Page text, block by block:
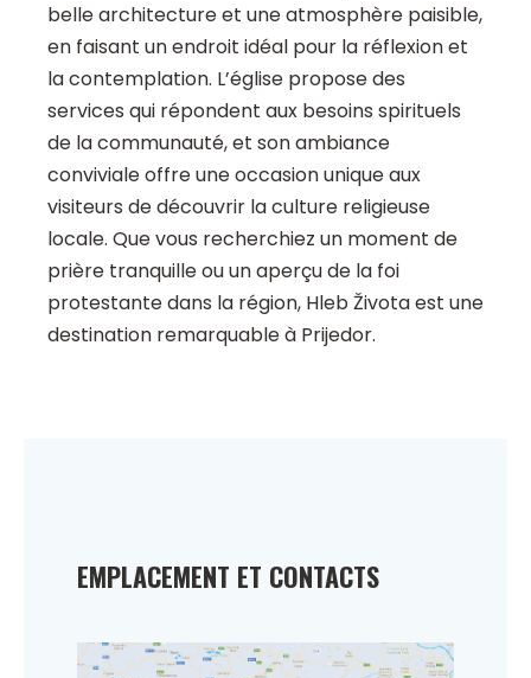
belle architecture et une atmosphère paisible,
en faisant un endroit idéal pour la réflexion et
la contemplation. L’église propose des
services qui répondent aux besoins spirituels
de la communauté, et son ambiance
conviviale offre une occasion unique aux
visiteurs de découvrir la culture religieuse
locale. Que vous recherchiez un moment de
prière tranquille ou un aperçu de la foi
protestante dans la région, Hleb Života est une
destination remarquable à Prijedor.
EMPLACEMENT ET CONTACTS